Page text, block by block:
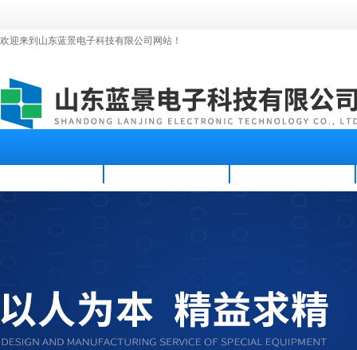
欢迎来到山东蓝景电子科技有限公司网站！